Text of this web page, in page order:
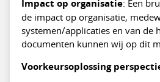
Impact op organisatie: Een
de impact op organisatie,
systemen/applicaties en van de
documenten kunnen wij op dit
Voorkeursoplossing